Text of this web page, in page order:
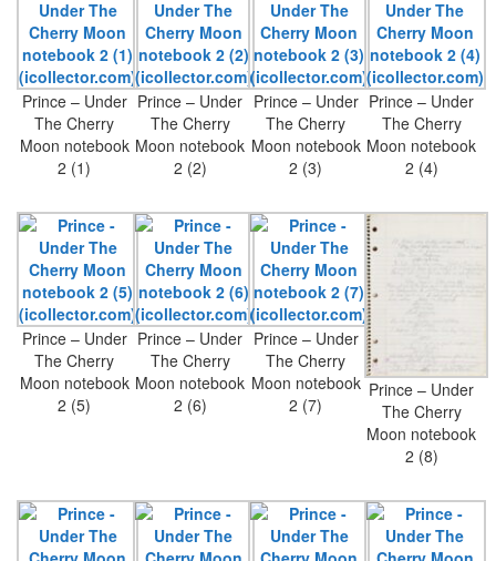
Prince – Under
The Cherry
Moon notebook
2 (1)
Prince – Under
The Cherry
Moon notebook
2 (2)
Prince – Under
The Cherry
Moon notebook
2 (3)
Prince – Under
The Cherry
Moon notebook
2 (4)
Prince – Under
The Cherry
Moon notebook
2 (5)
Prince – Under
The Cherry
Moon notebook
2 (6)
Prince – Under
The Cherry
Moon notebook
2 (7)
Prince – Under
The Cherry
Moon notebook
2 (8)